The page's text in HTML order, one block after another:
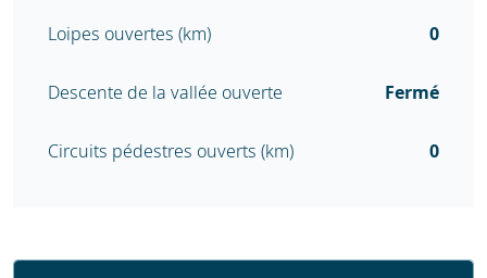
Loipes ouvertes (km) 0
Descente de la vallée ouverte Fermé
Circuits pédestres ouverts (km) 0